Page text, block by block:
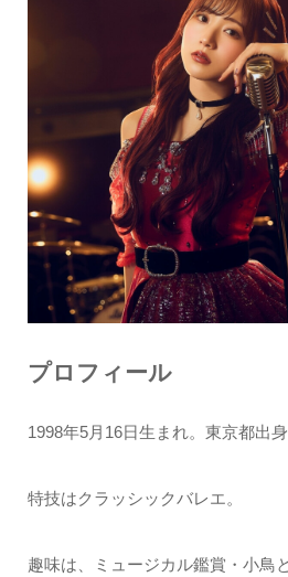
プロフィール
1998年5月16日生まれ。東京都出身
特技はクラッシックバレエ。
趣味は、ミュージカル鑑賞・小鳥